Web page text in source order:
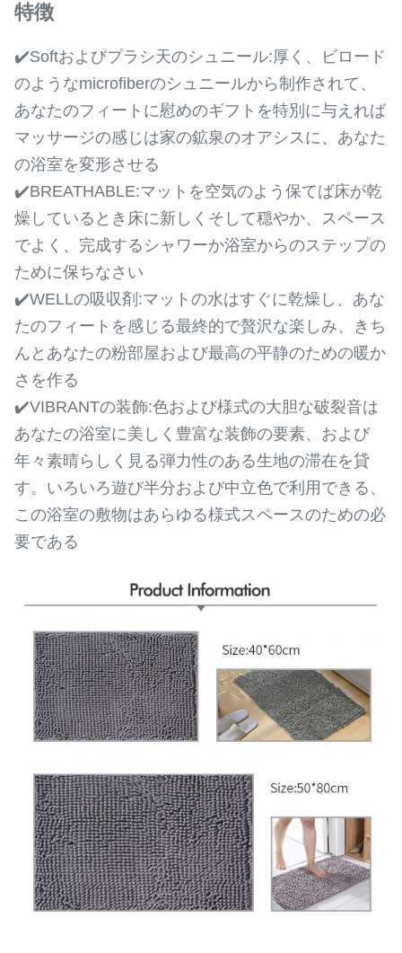
特徴
✔️Softおよびプラシ天のシュニール:厚く、ビロード
のようなmicrofiberのシュニールから制作されて、
あなたのフィートに慰めのギフトを特別に与えれば
マッサージの感じは家の鉱泉のオアシスに、あなた
の浴室を変形させる
✔️BREATHABLE:マットを空気のよう保てば床が乾
燥しているとき床に新しくそして穏やか、スペース
でよく、完成するシャワーか浴室からのステップの
ために保ちなさい
✔️WELLの吸収剤:マットの水はすぐに乾燥し、あな
たのフィートを感じる最終的で贅沢な楽しみ、きち
んとあなたの粉部屋および最高の平静のための暖か
さを作る
✔️VIBRANTの装飾:色および様式の大胆な破裂音は
あなたの浴室に美しく豊富な装飾の要素、および
年々素晴らしく見る弾力性のある生地の滞在を貸
す。いろいろ遊び半分および中立色で利用できる、
この浴室の敷物はあらゆる様式スペースのための必
要である